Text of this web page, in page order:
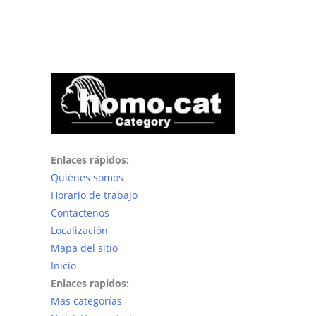
Enlaces rápidos:
Quiénes somos
Horario de trabajo
Contáctenos
Localización
Mapa del sitio
Inicio
Enlaces rapidos:
Más categorías